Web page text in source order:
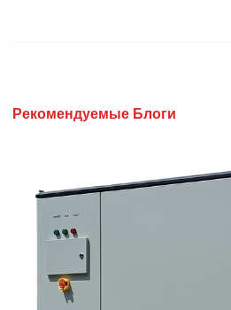
Рекомендуемые Блоги